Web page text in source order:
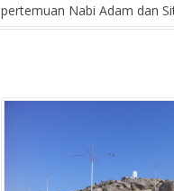
pertemuan Nabi Adam dan